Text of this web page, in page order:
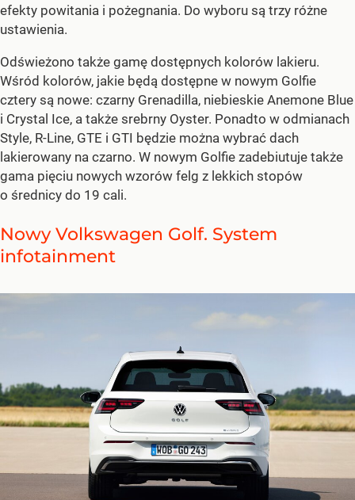
efekty powitania i pożegnania. Do wyboru są trzy różne
ustawienia.
Odświeżono także gamę dostępnych kolorów lakieru.
Wśród kolorów, jakie będą dostępne w nowym Golfie
cztery są nowe: czarny Grenadilla, niebieskie Anemone Blue
i Crystal Ice, a także srebrny Oyster. Ponadto w odmianach
Style, R-Line, GTE i GTI będzie można wybrać dach
lakierowany na czarno. W nowym Golfie zadebiutuje także
gama pięciu nowych wzorów felg z lekkich stopów
o średnicy do 19 cali.
Nowy Volkswagen Golf. System
infotainment